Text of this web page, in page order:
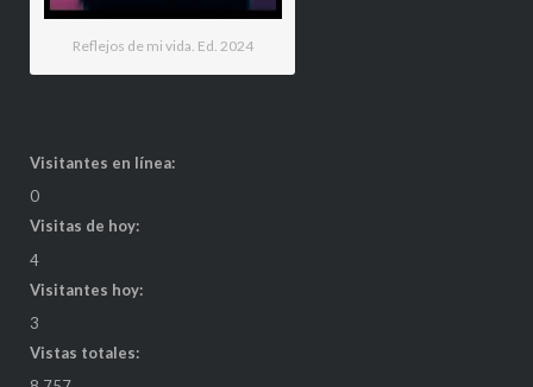
Reflejos de mi vida. Ed. 2024
Visitantes en línea:
0
Visitas de hoy:
4
Visitantes hoy:
3
Vistas totales: